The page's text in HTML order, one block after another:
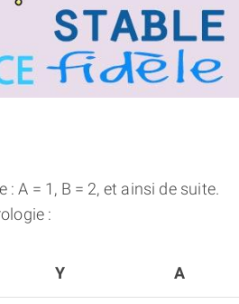
A = 1, B = 2, et ainsi de suite.
:
Y A
(À PROPOS)